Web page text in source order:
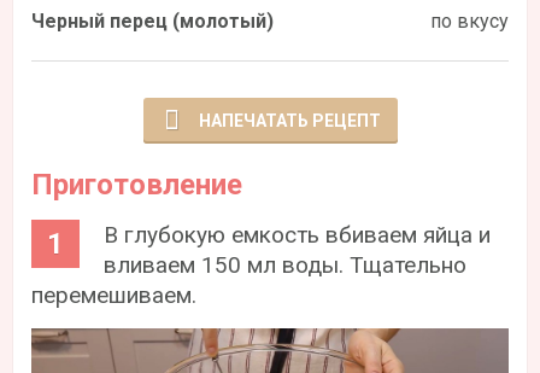
Черный перец (молотый)
по вкусу
НАПЕЧАТАТЬ РЕЦЕПТ
Приготовление
В глубокую емкость вбиваем яйца и
вливаем 150 мл воды. Тщательно
перемешиваем.